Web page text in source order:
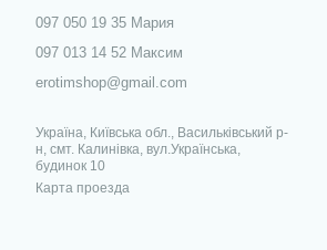
097 050 19 35 Мария
097 013 14 52 Максим
erotimshop@gmail.com
Україна, Київська обл., Васильківський р-
н, смт. Калинівка, вул.Українська,
будинок 10
Карта проезда